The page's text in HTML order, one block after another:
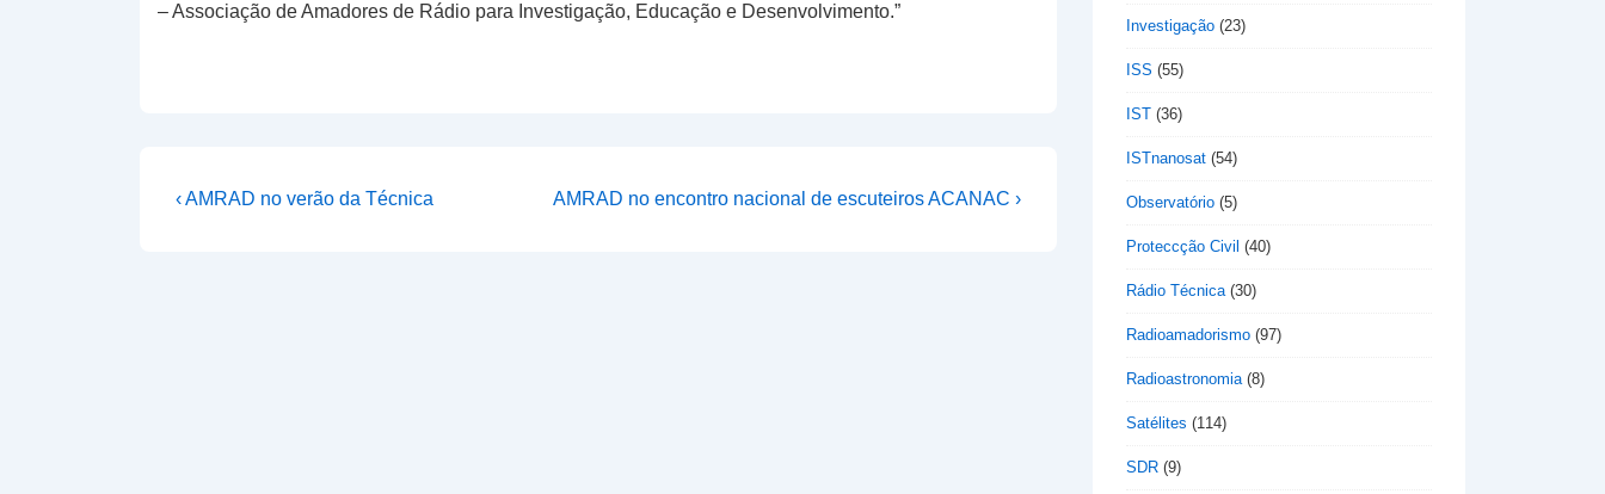
– Associação de Amadores de Rádio para Investigação, Educação e Desenvolvimento.”
Navegação
Previous
‹ AMRAD no verão da Técnica
Next
AMRAD no encontro nacional de escuteiros ACANAC ›
Investigação (23)
ISS (55)
IST (36)
ISTnanosat (54)
Observatório (5)
Proteccção Civil (40)
Rádio Técnica(30)
Radioamadorismo (97)
Radioastronomia(8)
Satélites (114)
SDR (9)